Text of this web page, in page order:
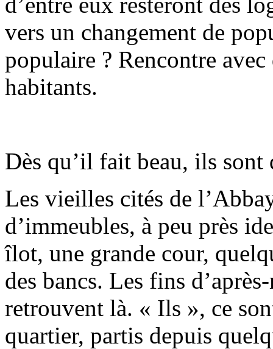
vers un changement de
populaire ? Rencontre
habitants.
Dès qu’il fait beau, ils sont
Les vieilles cités de
d’immeubles, à peu près
îlot, une grande cour,
des bancs. Les fins
retrouvent là. « Ils », ce
quartier, partis depuis